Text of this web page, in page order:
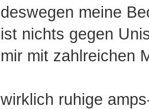
deswegen meine
ist nichts gegen
mir mit zahlreichen
wirklich ruhige